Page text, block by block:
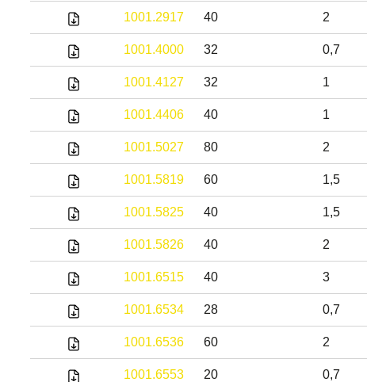
1001.2917 40 2
1001.4000 32 0,7
1001.4127 32 1
1001.4406 40 1
1001.5027 80 2
1001.5819 60 1,5
1001.5825 40 1,5
1001.5826 40 2
1001.6515 40 3
1001.6534 28 0,7
1001.6536 60 2
1001.6553 20 0,7